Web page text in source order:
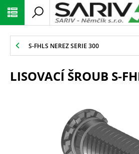
S-FHLS NEREZ SERIE 300
LISOVACÍ ŠROUB S-